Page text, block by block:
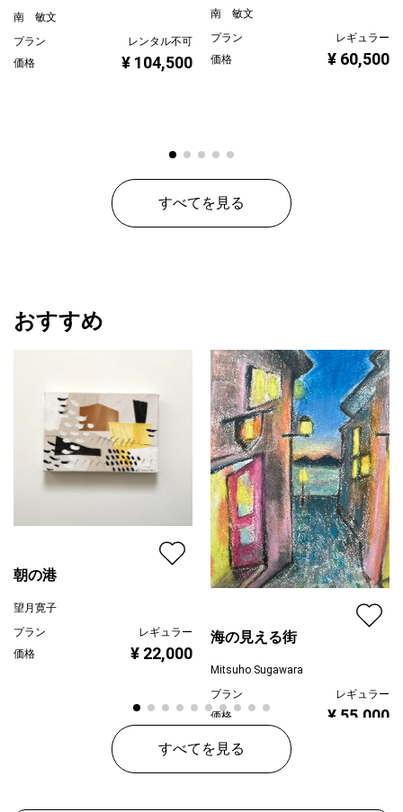
南 敏文
プラン
レンタル不可
価格
¥ 104,500
南 敏文
プラン
レギュラー
価格
¥ 60,500
すべてを見る
おすすめ
朝の港
望月寛子
プラン
レギュラー
価格
¥ 22,000
海の見える街
Mitsuho Sugawara
プラン
レギュラー
価格
¥ 55,000
すべてを見る